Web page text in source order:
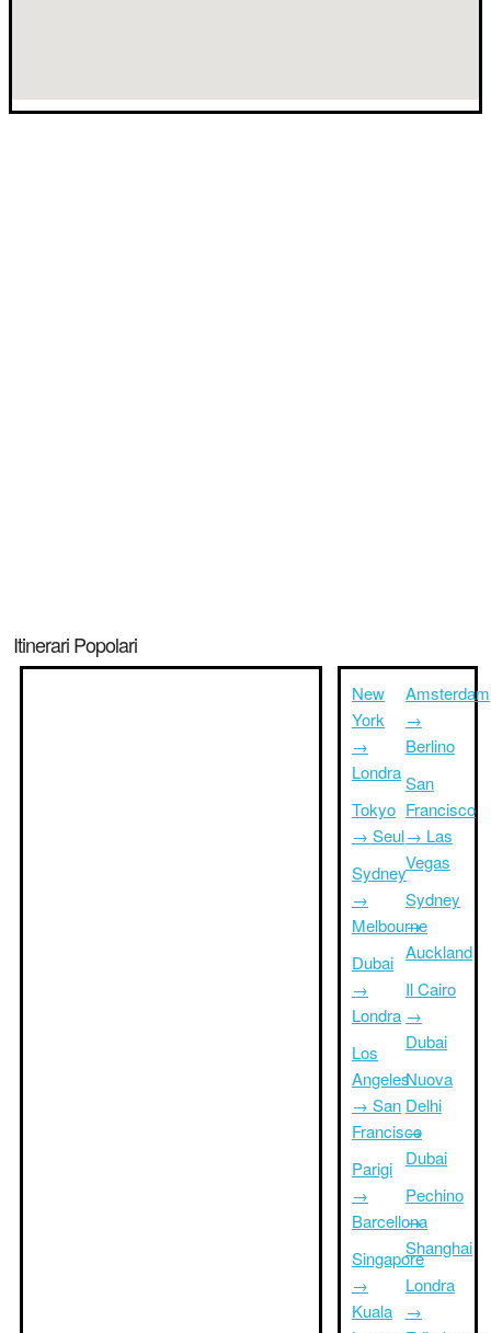
Itinerari Popolari
New
York
→
Londra
Tokyo
→ Seul
Sydney
→
Melbourne
Dubai
→
Londra
Los
Angeles
→ San
Francisco
Parigi
→
Barcellona
Singapore
→
Kuala
Amsterdam
→
Berlino
San
Francisco
→ Las
Vegas
Sydney
→
Auckland
Il Cairo
→
Dubai
Nuova
Delhi
→
Dubai
Pechino
→
Shanghai
Londra
→